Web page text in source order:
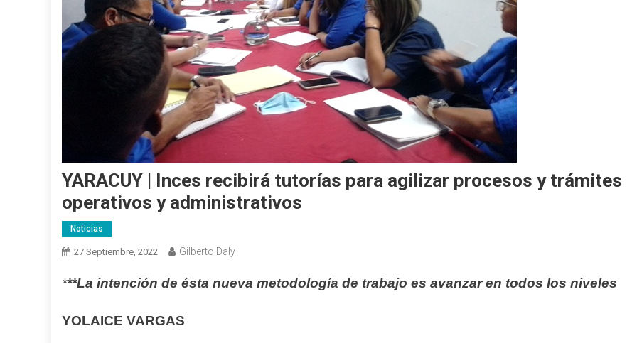
YARACUY | Inces recibirá tutorías para agilizar procesos y trámites
operativos y administrativos
Noticias
27 Septiembre, 2022 Gilberto Daly
***La intención de ésta nueva metodología de trabajo es avanzar en todos los niveles
YOLAICE VARGAS